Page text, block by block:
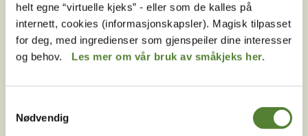
helt egne “virtuelle kjeks” - eller som de kalles på
internett, cookies (informasjonskapsler). Magisk tilpasset
for deg, med ingredienser som gjenspeiler dine interesser
og behov. Les mer om vår bruk av småkjeks her.
Nødvendig
MELD MEG PÅ
Ved å melde deg på vårt nyhetsbrev godtar du våre